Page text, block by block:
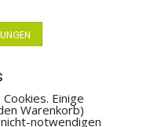
Einige
Warenkorb)
notwendigen